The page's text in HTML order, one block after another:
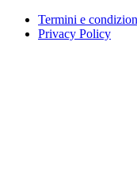
Termini e
Privacy Policy